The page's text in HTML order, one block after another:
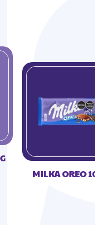
MILKA OREO